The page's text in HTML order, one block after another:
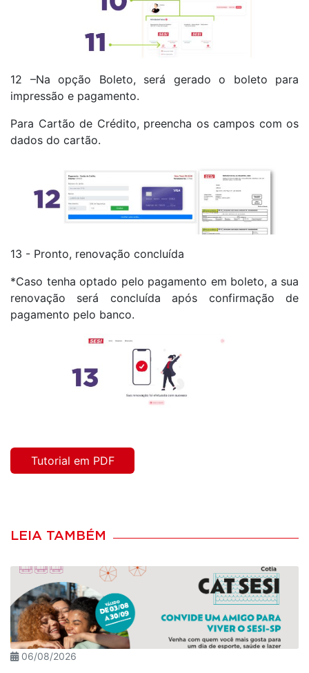
12 –Na opção Boleto, será gerado o boleto para
impressão e pagamento.
Para Cartão de Crédito, preencha os campos com os
dados do cartão.
13 - Pronto, renovação concluída
*Caso tenha optado pelo pagamento em boleto, a sua
renovação será concluída após confirmação de
pagamento pelo banco.
Tutorial em PDF
LEIA TAMBÉM
06/08/2026